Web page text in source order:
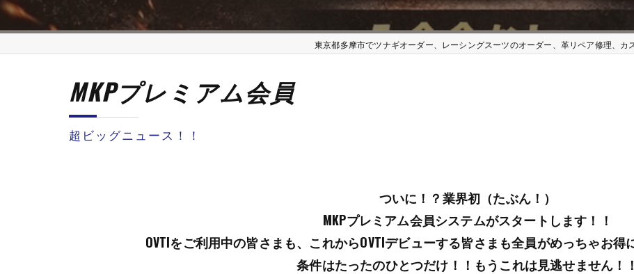
よくある質問
東京都多摩市でツナギオーダー、レーシングスーツのオーダー、革リペア修理、カ
MKPプレミアム会員
超ビッグニュース！！
ついに！？業界初（たぶん！）
MKPプレミアム会員システムがスタートします！！
OVTIをご利用中の皆さまも、これからOVTIデビューする皆さまも全員がめっちゃお得
条件はたったのひとつだけ！！もうこれは見逃せません！！